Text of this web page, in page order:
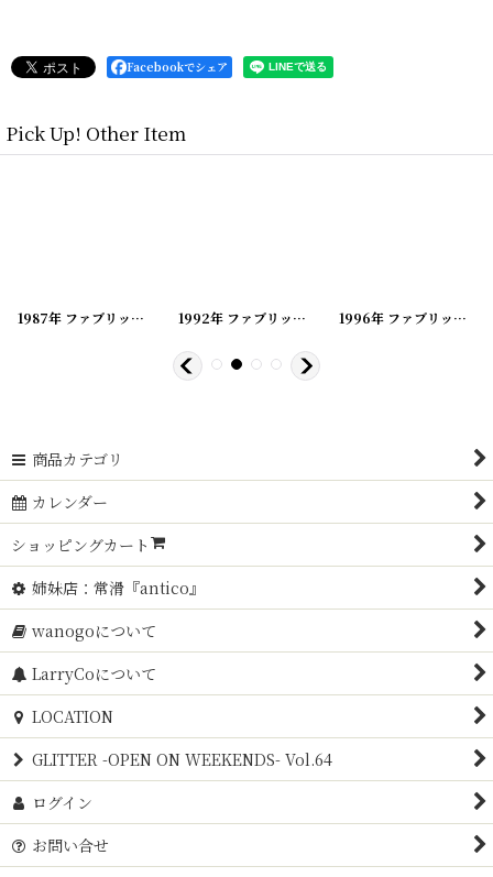
Facebookでシェア
Pick Up! Other Item
[20200419-163
1987年 ファブリックカレンダー [20200419-162
1992年 ファブリックカレンダー [20200419-172
1996年 ファブリックカレンダー
商品カテゴリ
カレンダー
ショッピングカート
姉妹店：常滑『antico』
wanogoについて
LarryCoについて
LOCATION
GLITTER -OPEN ON WEEKENDS- Vol.64
ログイン
お問い合せ